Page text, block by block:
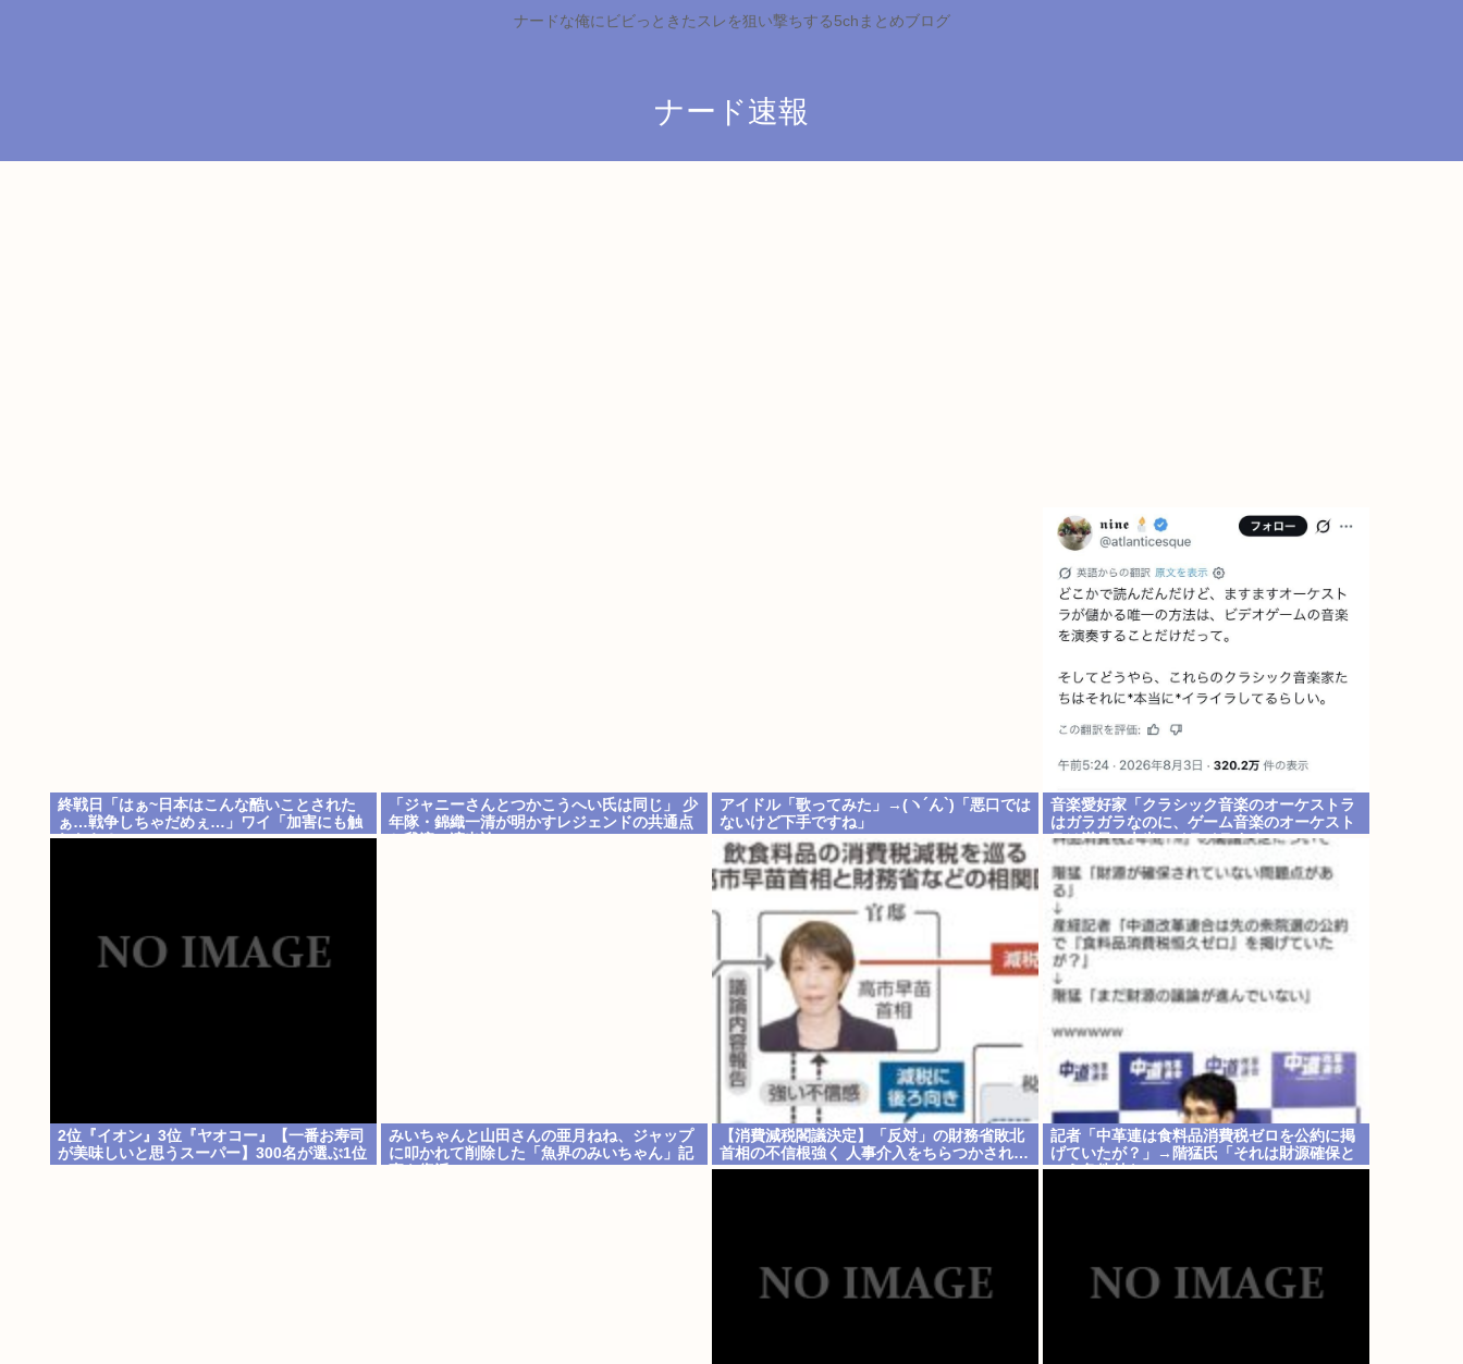
ナードな俺にビビっときたスレを狙い撃ちする5chまとめブログ
ナード速報
終戦日「はぁ~日本はこんな酷いことされた
ぁ…戦争しちゃだめぇ…」ワイ「加害にも触
れたら？」
「ジャニーさんとつかこうへい氏は同じ」 少
年隊・錦織一清が明かすレジェンドの共通点
アイドル「歌ってみた」→(ヽ´ん`)「悪口では
ないけど下手ですね」
音楽愛好家「クラシック音楽のオーケストラ
はガラガラなのに、ゲーム音楽のオーケスト
ラは満員…本当にイライラする」
2位『イオン』3位『ヤオコー』【一番お寿司
が美味しいと思うスーパー】300名が選ぶ1位
みいちゃんと山田さんの亜月ねね、ジャップ
に叩かれて削除した「魚界のみいちゃん」記
【消費減税閣議決定】「反対」の財務省敗北
首相の不信根強く 人事介入をちらつかされ…
記者「中革連は食料品消費税ゼロを公約に掲
げていたが？」→階猛氏「それは財源確保と
いう条件付き」